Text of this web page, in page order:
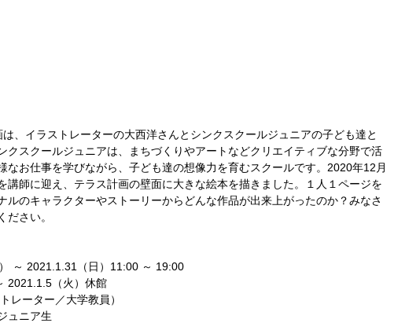
、イラストレーターの大西洋さんとシンクスクールジュニアの子ども達と
クスクールジュニアは、まちづくりやアートなどクリエイティブな分野で活
なお仕事を学びながら、子ども達の想像力を育むスクールです。2020年12月
講師に迎え、テラス計画の壁面に大きな絵本を描きました。１人１ページを
ルのキャラクターやストーリーからどんな作品が出来上がったのか？みなさ
ださい。
～ 2021.1.31（日）11:00 ～ 19:00
2021.1.5（火）休館
レーター／大学教員）
ュニア生